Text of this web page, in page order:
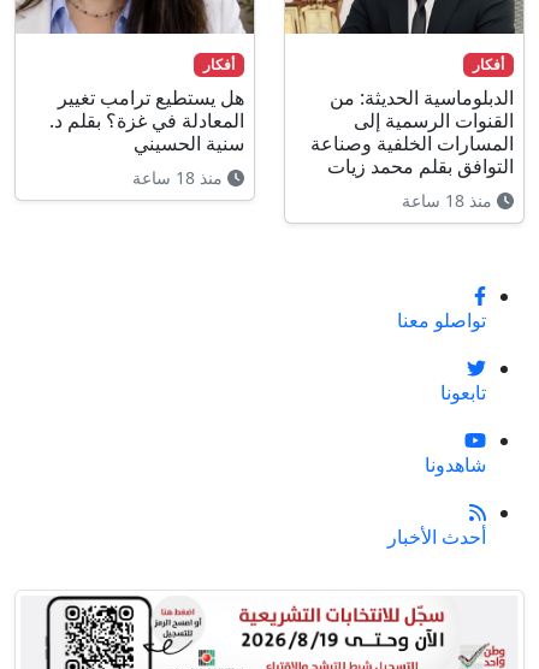
أفكار
الدبلوماسية الحديثة: من
القنوات الرسمية إلى
المسارات الخلفية وصناعة
التوافق بقلم محمد زيات
منذ 18 ساعة
أفكار
هل يستطيع ترامب تغيير
المعادلة في غزة؟ بقلم د.
سنية الحسيني
منذ 18 ساعة
تواصلو معنا
تابعونا
شاهدونا
أحدث الأخبار